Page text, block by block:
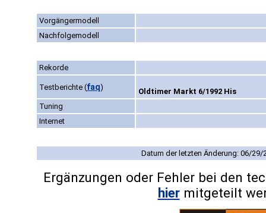
Vorgängermodell
Nachfolgemodell
Rekorde
Testberichte (faq)
Oldtimer Markt 6/1992 His
Tuning
Internet
Datum der letzten Änderung: 06/29/
Ergänzungen oder Fehler bei den
hiermitgeteilt